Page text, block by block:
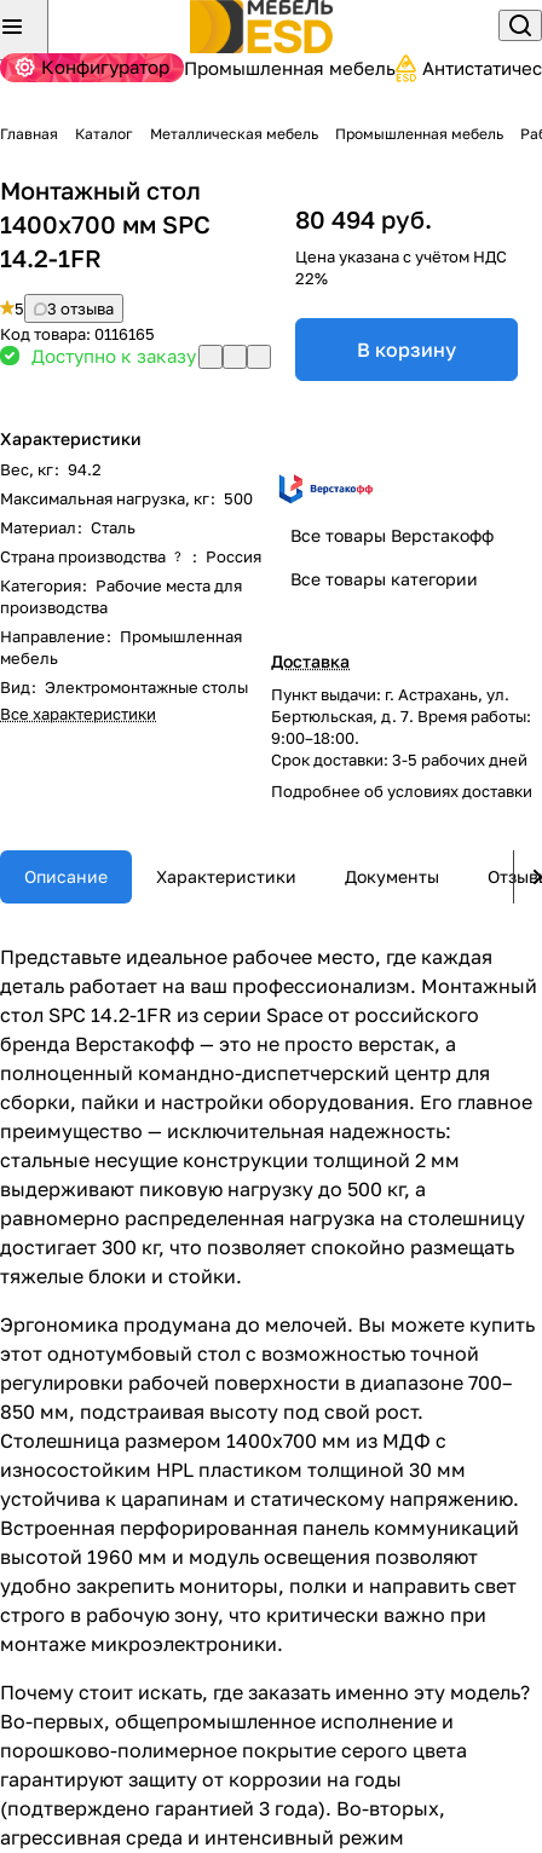
Конфигуратор Промышленная мебель
Главная Каталог Металлическая мебель Промышленная мебель
Монтажный стол
1400х700 мм SPC
14.2-1FR
5
3 отзыва
Код товара: 0116165
Доступно к заказу
Характеристики
Вес, кг: 94.2
Максимальная нагрузка, кг: 500
Материал: Сталь
Страна производства ? : Россия
Категория: Рабочие места для
производства
Направление: Промышленная
мебель
Вид: Электромонтажные столы
Все характеристики
80 494 руб.
Цена указана с учётом НДС
22%
В корзину
Все товары Верстакофф
Все товары категории
Доставка
Пункт выдачи: г. Астрахань, ул.
Бертюльская, д. 7. Время работы:
9:00–18:00.
Срок доставки: 3-5 рабочих дней
Подробнее обусловиях доставки
Описание Характеристики Документы
Представьте идеальное рабочее место, где каждая
деталь работает на ваш профессионализм. Монтажный
стол SPC 14.2-1FR из серии Space от российского
бренда Верстакофф — это не просто верстак, а
полноценный командно-диспетчерский центр для
сборки, пайки и настройки оборудования. Его главное
преимущество — исключительная надежность:
стальные несущие конструкции толщиной 2 мм
выдерживают пиковую нагрузку до 500 кг, а
равномерно распределенная нагрузка на столешницу
достигает 300 кг, что позволяет спокойно размещать
тяжелые блоки и стойки.
Эргономика продумана до мелочей. Вы можете купить
этот однотумбовый стол с возможностью точной
регулировки рабочей поверхности в диапазоне 700–
850 мм, подстраивая высоту под свой рост.
Столешница размером 1400х700 мм из МДФ с
износостойким HPL пластиком толщиной 30 мм
устойчива к царапинам и статическому напряжению.
Встроенная перфорированная панель коммуникаций
высотой 1960 мм и модуль освещения позволяют
удобно закрепить мониторы, полки и направить свет
строго в рабочую зону, что критически важно при
монтаже микроэлектроники.
Почему стоит искать, где заказать именно эту модель?
Во-первых, общепромышленное исполнение и
порошково-полимерное покрытие серого цвета
гарантируют защиту от коррозии на годы
(подтверждено гарантией 3 года). Во-вторых,
агрессивная среда и интенсивный режим